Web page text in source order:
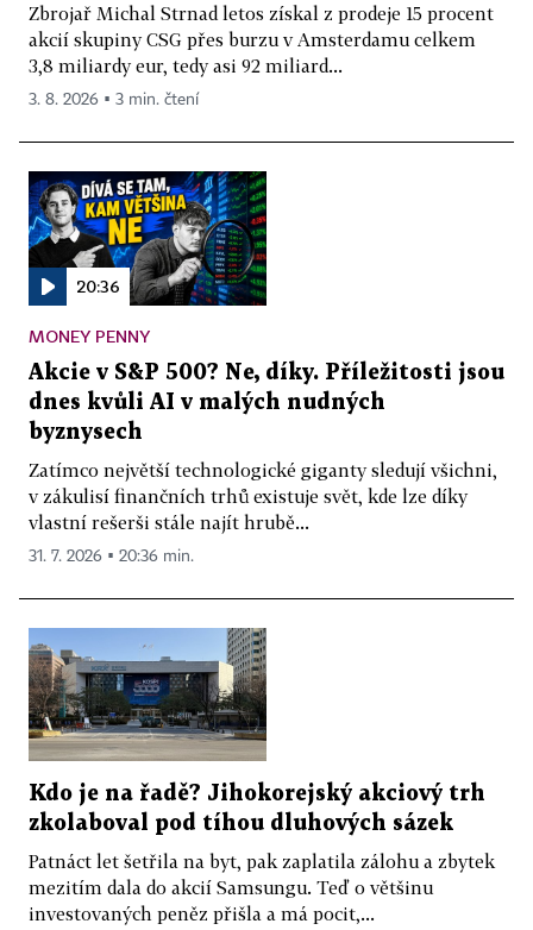
Zbrojař Michal Strnad letos získal z prodeje 15 procent
akcií skupiny CSG přes burzu v Amsterdamu celkem
3,8 miliardy eur, tedy asi 92 miliard...
3. 8. 2026 ▪ 3 min. čtení
20:36
MONEY PENNY
Akcie v S&P 500? Ne, díky. Příležitosti jsou
dnes kvůli AI v malých nudných
byznysech
Zatímco největší technologické giganty sledují všichni,
v zákulisí finančních trhů existuje svět, kde lze díky
vlastní rešerši stále najít hrubě...
31. 7. 2026 ▪ 20:36 min.
Kdo je na řadě? Jihokorejský akciový trh
zkolaboval pod tíhou dluhových sázek
Patnáct let šetřila na byt, pak zaplatila zálohu a zbytek
mezitím dala do akcií Samsungu. Teď o většinu
investovaných peněz přišla a má pocit,...